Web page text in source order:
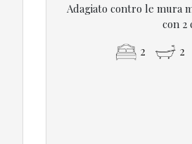
Adagiato contro le mura
con 2
2 2